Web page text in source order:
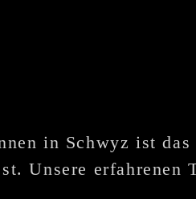
in Schwyz ist
Unsere